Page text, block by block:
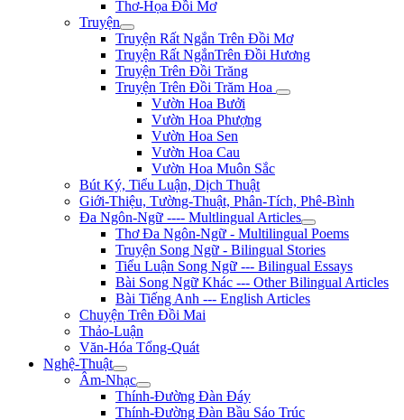
Thơ-Họa Đồi Mơ
Truyện
Truyện Rất Ngắn Trên Đồi Mơ
Truyện Rất NgắnTrên Đồi Hương
Truyện Trên Đồi Trăng
Truyện Trên Đồi Trăm Hoa
Vườn Hoa Bưởi
Vườn Hoa Phượng
Vườn Hoa Sen
Vườn Hoa Cau
Vườn Hoa Muôn Sắc
Bút Ký, Tiểu Luận, Dịch Thuật
Giới-Thiệu, Tường-Thuật, Phân-Tích, Phê-Bình
Đa Ngôn-Ngữ ---- Multlingual Articles
Thơ Đa Ngôn-Ngữ - Multilingual Poems
Truyện Song Ngữ - Bilingual Stories
Tiểu Luận Song Ngữ --- Bilingual Essays
Bài Song Ngữ Khác --- Other Bilingual Articles
Bài Tiếng Anh --- English Articles
Chuyện Trên Đồi Mai
Thảo-Luận
Văn-Hóa Tổng-Quát
Nghệ-Thuật
Âm-Nhạc
Thính-Đường Đàn Đáy
Thính-Đường Đàn Bầu Sáo Trúc